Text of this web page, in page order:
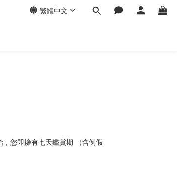
繁體中文
您即擁有七天鑑賞期 （含例假